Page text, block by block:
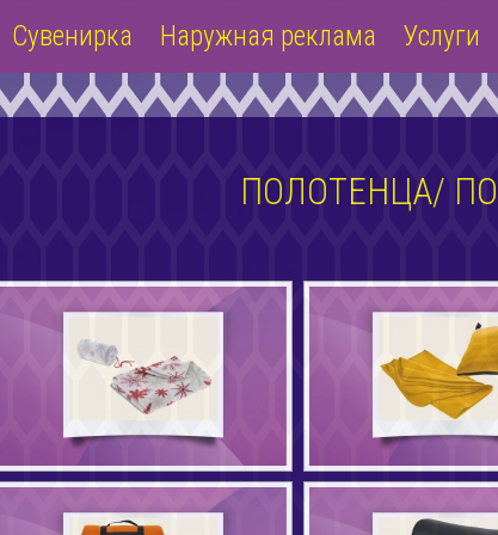
Сувенирка Наружная реклама Услуги
ПОЛОТЕНЦА/